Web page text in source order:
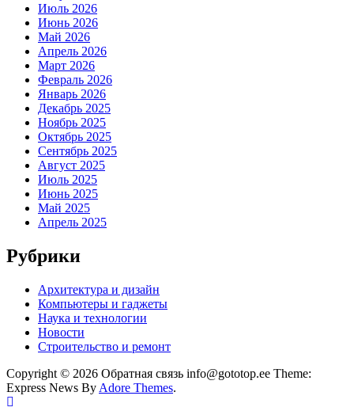
Июль 2026
Июнь 2026
Май 2026
Апрель 2026
Март 2026
Февраль 2026
Январь 2026
Декабрь 2025
Ноябрь 2025
Октябрь 2025
Сентябрь 2025
Август 2025
Июль 2025
Июнь 2025
Май 2025
Апрель 2025
Рубрики
Архитектура и дизайн
Компьютеры и гаджеты
Наука и технологии
Новости
Строительство и ремонт
Copyright © 2026 Обратная связь info@gototop.ee Theme:
Express News By Adore Themes.